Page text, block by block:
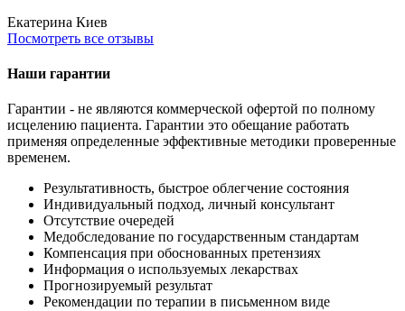
Екатерина Киев
Посмотреть все отзывы
Наши гарантии
Гарантии - не являются коммерческой офертой по полному
исцелению пациента. Гарантии это обещание работать
применяя определенные эффективные методики проверенные
временем.
Результативность, быстрое облегчение состояния
Индивидуальный подход, личный консультант
Отсутствие очередей
Медобследование по государственным стандартам
Компенсация при обоснованных претензиях
Информация о используемых лекарствах
Прогнозируемый результат
Рекомендации по терапии в письменном виде